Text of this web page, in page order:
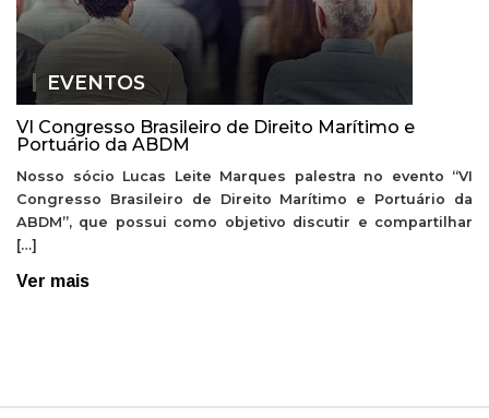
EVENTOS
VI Congresso Brasileiro de Direito Marítimo e
Portuário da ABDM
Nosso sócio Lucas Leite Marques palestra no evento “VI
Congresso Brasileiro de Direito Marítimo e Portuário da
ABDM”, que possui como objetivo discutir e compartilhar
[…]
Ver mais